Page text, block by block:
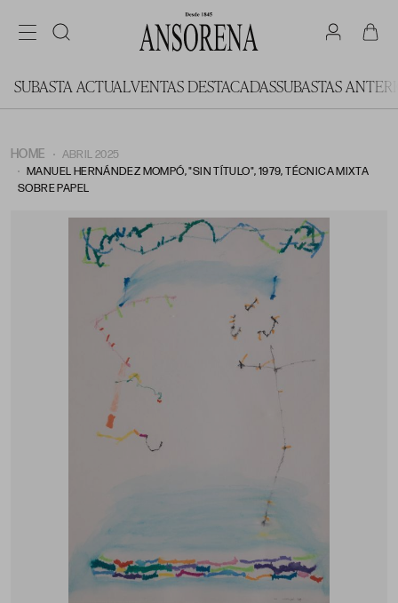
SUBASTA ACTUALVENTAS DESTACADASSUBASTAS
HOME
ABRIL 2025
MANUEL HERNÁNDEZ MOMPÓ, "SIN TÍTULO", 1979, TÉCNICA MIXTA
SOBRE PAPEL